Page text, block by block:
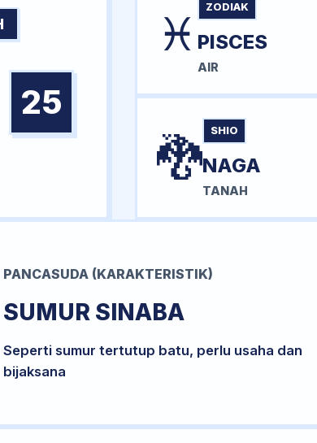
25
♓ ZODIAK
PISCES
AIR
🐉 SHIO
NAGA
TANAH
PANCASUDA (KARAKTERISTIK)
SUMUR SINABA
Seperti sumur tertutup batu, perlu usaha dan
bijaksana